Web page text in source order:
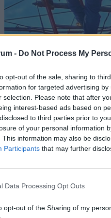
- Do Not Process My
opt-out of the sale, sharing to
for targeted advertising
selection. Please note that after
interest-based ads based on
to third parties prior to
of your personal information
This information may also be
Participants that may further
Data Processing Opt Outs
opt-out of the Sharing of my
Asztalra vágnak a
tovább, ami a hőségben
A szakszervezet szerint a
nyújtanak megfelelő
szemben, ezért
egészségének védelmében.